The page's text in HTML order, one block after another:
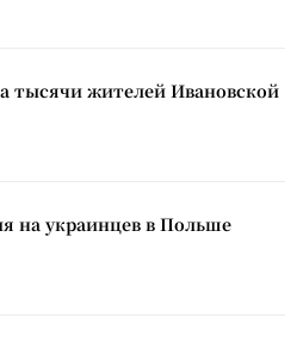
тысячи жителей Ивановской
на украинцев в Польше